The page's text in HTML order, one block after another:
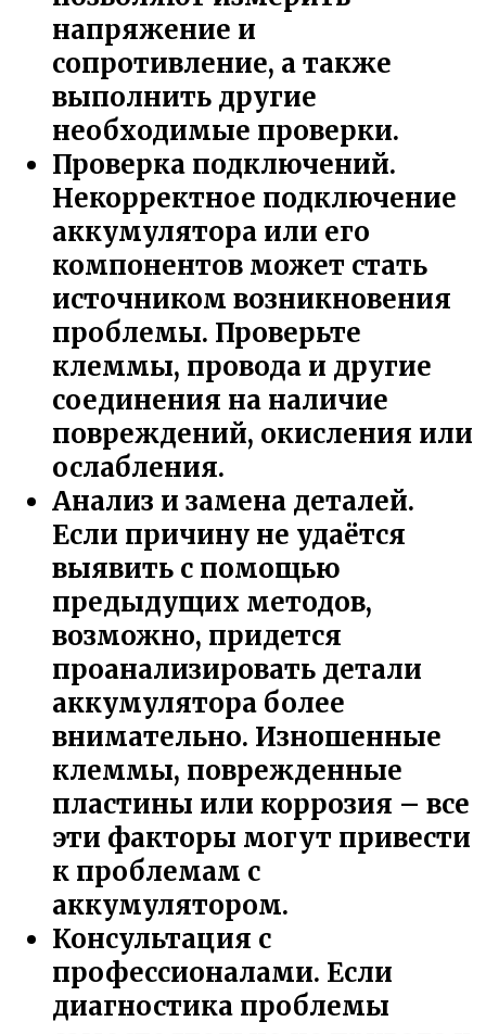
напряжение и
сопротивление, а также
выполнить другие
необходимые проверки.
Проверка подключений.
Некорректное подключение
аккумулятора или его
компонентов может стать
источником возникновения
проблемы. Проверьте
клеммы, провода и другие
соединения на наличие
повреждений, окисления или
ослабления.
Анализ и замена деталей.
Если причину не удаётся
выявить с помощью
предыдущих методов,
возможно, придется
проанализировать детали
аккумулятора более
внимательно. Изношенные
клеммы, поврежденные
пластины или коррозия – все
эти факторы могут привести
к проблемам с
аккумулятором.
Консультация с
профессионалами. Если
диагностика проблемы